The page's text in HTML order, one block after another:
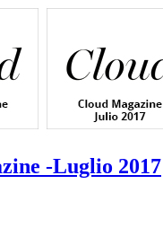
-Luglio 2017